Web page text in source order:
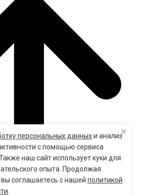
×
персональных данныхи анализ
с помощью сервиса
наш сайт использует куки для
опыта. Продолжая
соглашаетесь с нашей политикой